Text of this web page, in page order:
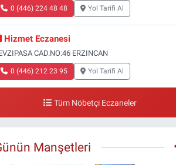
0 (446) 224 48 48 Yol Tarifi Al
Hizmet Eczanesi
CAD.NO:46 ERZINCAN
0 (446) 212 23 95 Yol Tarifi Al
Tüm Nöbetçi Eczaneler
Manşetleri